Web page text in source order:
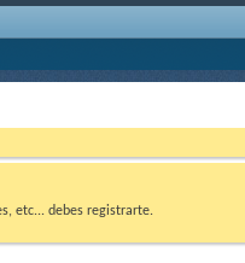
etc... debes registrarte.